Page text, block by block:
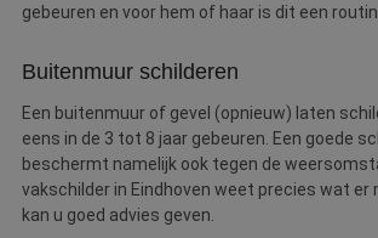
gebeuren en voor hem of haar is dit een
Buitenmuur schilderen
Een buitenmuur of gevel (opnieuw) laten
eens in de 3 tot 8 jaar gebeuren. Een goede
beschermt namelijk ook tegen de
vakschilder in Eindhoven weet precies wat er
kan u goed advies geven.